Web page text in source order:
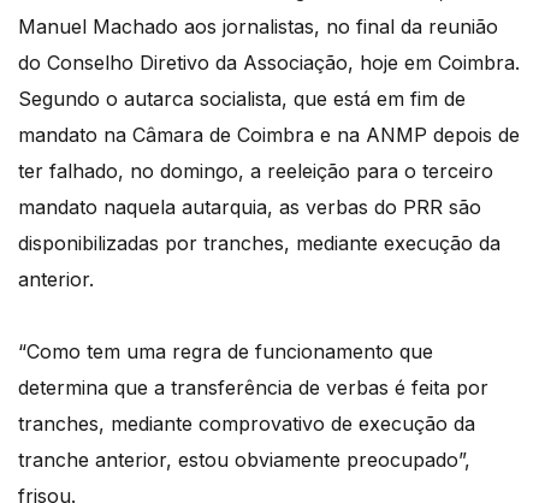
Manuel Machado aos jornalistas, no final da reunião
do Conselho Diretivo da Associação, hoje em Coimbra.
Segundo o autarca socialista, que está em fim de
mandato na Câmara de Coimbra e na ANMP depois de
ter falhado, no domingo, a reeleição para o terceiro
mandato naquela autarquia, as verbas do PRR são
disponibilizadas por tranches, mediante execução da
anterior.
“Como tem uma regra de funcionamento que
determina que a transferência de verbas é feita por
tranches, mediante comprovativo de execução da
tranche anterior, estou obviamente preocupado”,
frisou.